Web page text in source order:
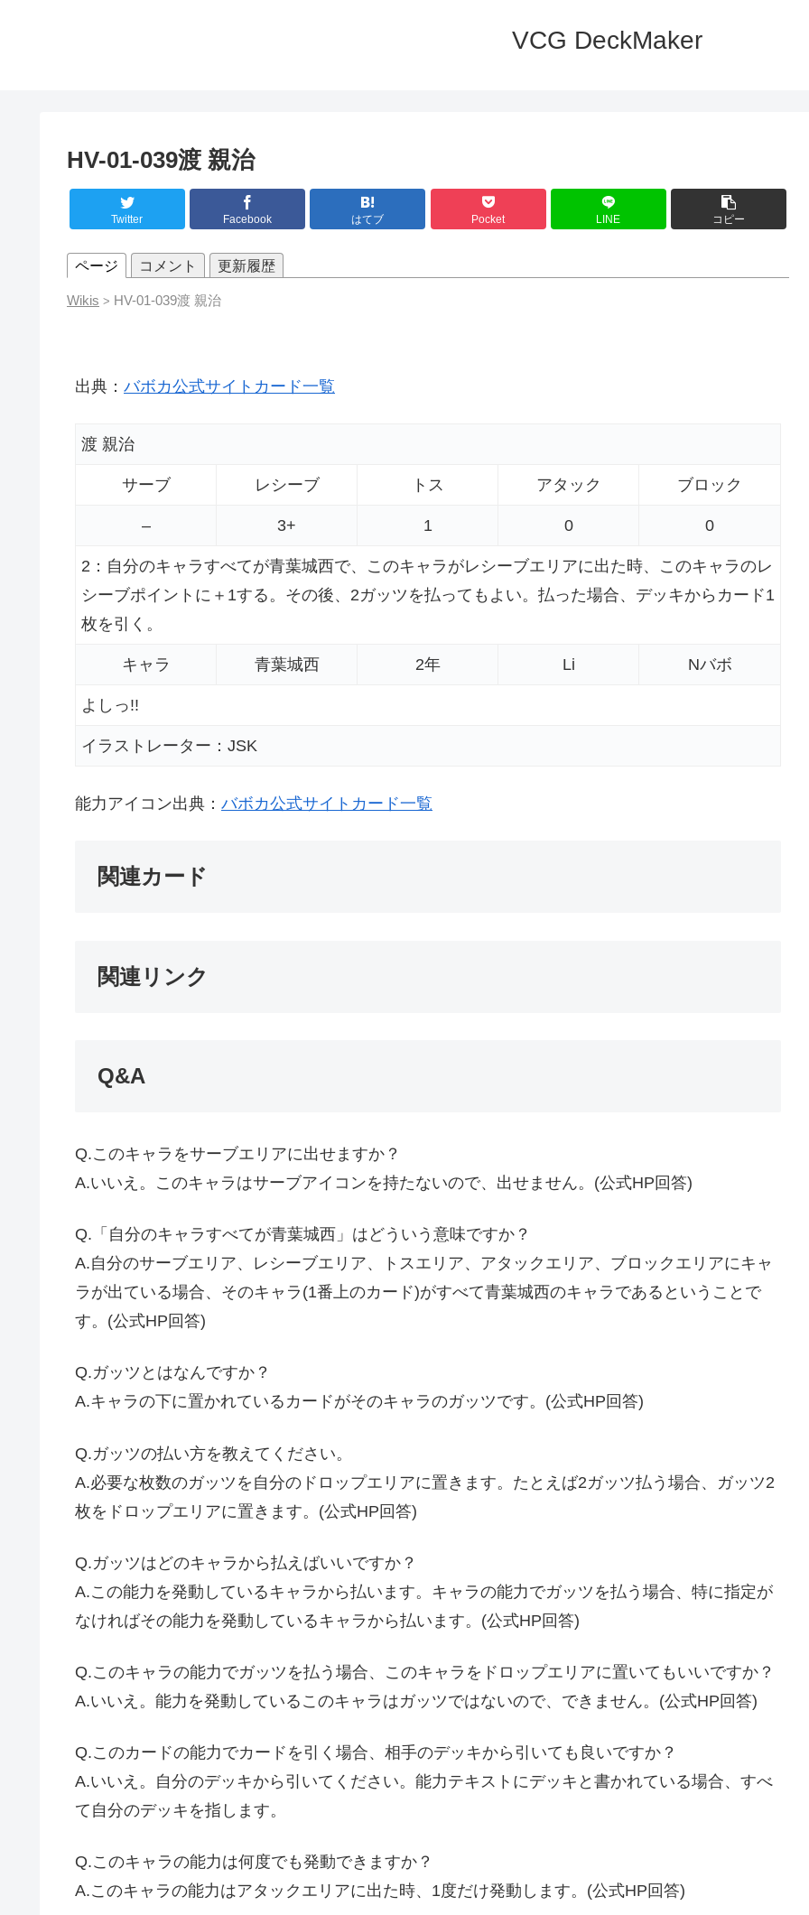
VCG DeckMaker
HV-01-039渡 親治
Twitter Facebook はてブ Pocket LINE コピー
ページ コメント 更新履歴
Wikis > HV-01-039渡 親治
出典： バボカ公式サイトカード一覧
渡 親治
サーブ レシーブ トス アタック ブロック
– 3+ 1 0 0
2：自分のキャラすべてが青葉城西で、このキャラがレシーブエリアに出た時、このキャラのレ
シーブポイントに＋1する。その後、2ガッツを払ってもよい。払った場合、デッキからカード1
枚を引く。
キャラ 青葉城西 2年 Li Nバボ
よしっ!!
イラストレーター：JSK
能力アイコン出典： バボカ公式サイトカード一覧
関連カード
関連リンク
Q&A
Q.このキャラをサーブエリアに出せますか？
A.いいえ。このキャラはサーブアイコンを持たないので、出せません。(公式HP回答)
Q.「自分のキャラすべてが青葉城西」はどういう意味ですか？
A.自分のサーブエリア、レシーブエリア、トスエリア、アタックエリア、ブロックエリアにキャ
ラが出ている場合、そのキャラ(1番上のカード)がすべて青葉城西のキャラであるということで
す。(公式HP回答)
Q.ガッツとはなんですか？
A.キャラの下に置かれているカードがそのキャラのガッツです。(公式HP 回答)
Q.ガッツの払い方を教えてください。
A.必要な枚数のガッツを自分のドロップエリアに置きます。たとえば2ガッツ払う場合、ガッツ2
枚をドロップエリアに置きます。(公式HP 回答)
Q.ガッツはどのキャラから払えばいいですか？
A.この能力を発動しているキャラから払います。キャラの能力でガッツを払う場合、特に指定が
なければその能力を発動しているキャラから払います。(公式HP 回答)
Q.このキャラの能力でガッツを払う場合、このキャラをドロップエリアに置いてもいいですか？
A.いいえ。能力を発動しているこのキャラはガッツではないので、できません。(公式HP 回答)
Q.このカードの能力でカードを引く場合、相手のデッキから引いても良いですか？
A.いいえ。自分のデッキから引いてください。能力テキストにデッキと書かれている場合、すべ
て自分のデッキを指します。
Q.このキャラの能力は何度でも発動できますか？
A.このキャラの能力はアタックエリアに出た時、 1度だけ発動します。(公式HP 回答)